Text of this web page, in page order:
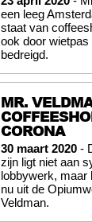
een leeg
staat van
ook door
bedreigd.
MR.
CORONA
30 maart 2020 -
zijn ligt niet aan
lobbywerk, maar
nu uit de
Veldman.